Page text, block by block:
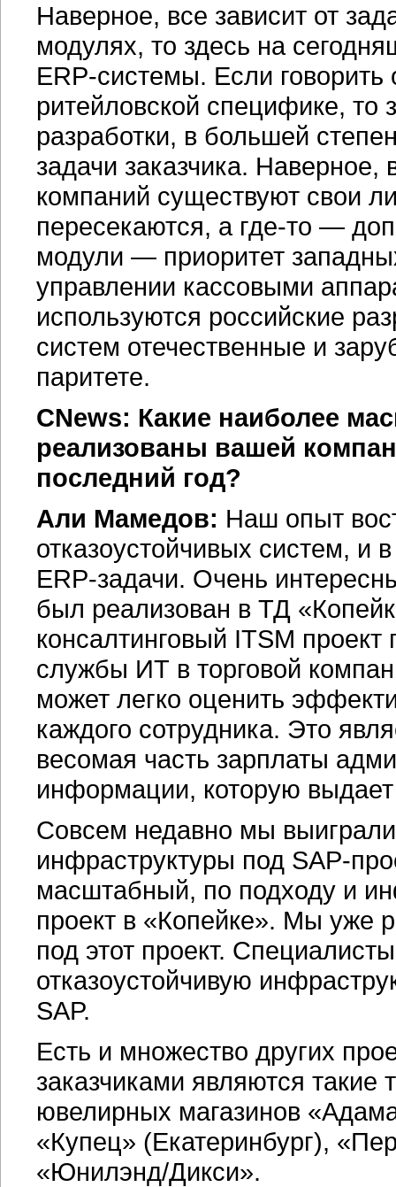
Наверное, все зависит от
модулях, то здесь на
ERP-системы. Если говорить
ритейловской специфике, то
разработки, в большей
задачи заказчика. Наверное,
компаний существуют свои
пересекаются, а где-то —
модули — приоритет
управлении кассовыми
используются российские
систем отечественные и
паритете.
CNews: Какие наиболее
реализованы вашей
последний год?
Али Мамедов: Наш опыт
отказоустойчивых систем, и
ERP-задачи. Очень
был реализован в ТД
консалтинговый ITSM
службы ИТ в торговой
может легко оценить
каждого сотрудника. Это
весомая часть зарплаты
информации, которую
Совсем недавно мы
инфраструктуры под SAP-
масштабный, по подходу и
проект в «Копейке». Мы уже
под этот проект.
отказоустойчивую
SAP.
Есть и множество других
заказчиками являются такие
ювелирных магазинов
«Купец» (Екатеринбург),
«Юнилэнд/Дикси».